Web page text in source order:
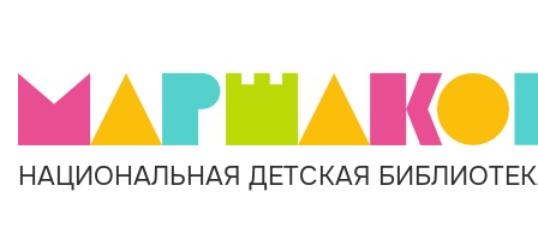
НАЦИОНАЛЬНАЯ ДЕТСКАЯ